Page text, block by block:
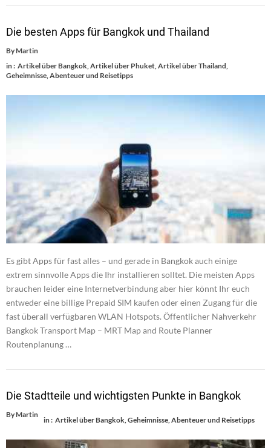
Die besten Apps für Bangkok und Thailand
ByMartin
in : Artikel über Bangkok,Artikel über Phuket,Artikel über Thailand,
Geheimnisse, Abenteuer und Reisetipps
Es gibt Apps für fast alles – und gerade in Bangkok auch einige
extrem sinnvolle Apps die Ihr installieren solltet. Die meisten Apps
brauchen leider eine Internetverbindung aber hier könnt Ihr euch
entweder eine billige Prepaid SIM kaufen oder einen Zugang für die
fast überall verfügbaren WLAN Hotspots. Öffentlicher Nahverkehr
Bangkok Transport Map – MRT Map and Route Planner
Routenplanung …
Die Stadtteile und wichtigsten Punkte in Bangkok
ByMartin
in : Artikel über Bangkok,Geheimnisse, Abenteuer und Reisetipps